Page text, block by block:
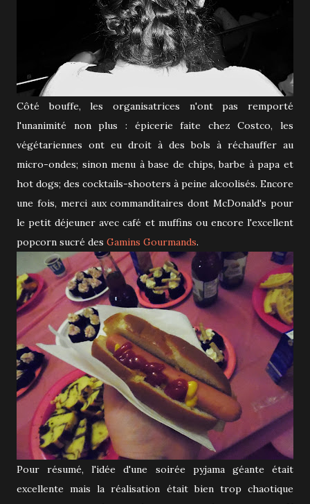
Côté bouffe, les organisatrices n'ont pas remporté
l'unanimité non plus : épicerie faite chez Costco, les
végétariennes ont eu droit à des bols à réchauffer au
micro-ondes; sinon menu à base de chips, barbe à papa et
hot dogs; des cocktails-shooters à peine alcoolisés. Encore
une fois, merci aux commanditaires dont McDonald's pour
le petit déjeuner avec café et muffins ou encore l'excellent
popcorn sucré des Gamins Gourmands.
Pour résumé, l'idée d'une soirée pyjama géante était
excellente mais la réalisation était bien trop chaotique